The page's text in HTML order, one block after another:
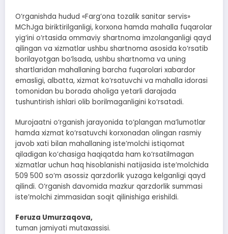
O‘rganishda hudud «Farg‘ona tozalik sanitar servis»
MChJga biriktirilganligi, korxona hamda mahalla fuqarolar
yig‘ini o‘rtasida ommaviy shartnoma imzolanganligi qayd
qilingan va xizmatlar ushbu shartnoma asosida ko‘rsatib
borilayotgan bo‘lsada, ushbu shartnoma va uning
shartlaridan mahallaning barcha fuqarolari xabardor
emasligi, albatta, xizmat ko‘rsatuvchi va mahalla idorasi
tomonidan bu borada aholiga yetarli darajada
tushuntirish ishlari olib borilmaganligini ko‘rsatadi.
Murojaatni o‘rganish jarayonida to‘plangan ma’lumotlar
hamda xizmat ko‘rsatuvchi korxonadan olingan rasmiy
javob xati bilan mahallaning iste’molchi istiqomat
qiladigan ko‘chasiga haqiqatda ham ko‘rsatilmagan
xizmatlar uchun haq hisoblanishi natijasida iste’molchida
509 500 so‘m asossiz qarzdorlik yuzaga kelganligi qayd
qilindi. O‘rganish davomida mazkur qarzdorlik summasi
iste’molchi zimmasidan soqit qilinishiga erishildi.
Feruza Umurzaqova,
tuman jamiyati mutaxassisi.